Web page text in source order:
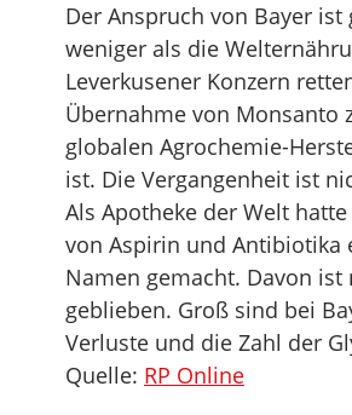
Der Anspruch von Bayer
weniger als die
Leverkusener Konzern
Übernahme von Monsanto
globalen Agrochemie-
ist. Die Vergangenheit ist
Als Apotheke der Welt
von Aspirin und Antibiotika
Namen gemacht. Davon ist
geblieben. Groß sind bei
Verluste und die Zahl der
Quelle: RP Online